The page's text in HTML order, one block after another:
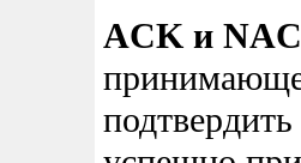
ACK и